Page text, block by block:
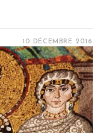
10 DÉCEMBRE 2016